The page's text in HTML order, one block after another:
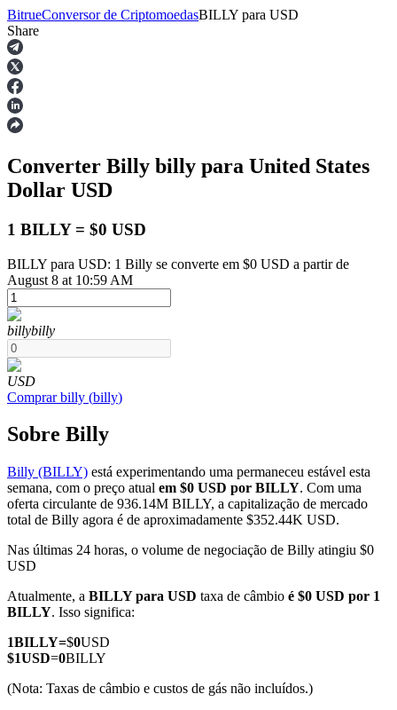
Futuros
Futuros de USDT
Futuros COIN-M
Futuros de criptomoeda
Derivativos de ações, câmbio, metais preciosos e commodities
BitrueConversor de CriptomoedasBILLY para USD
Share
Converter Billy billy para United States
Dollar USD
1 BILLY = $0 USD
BILLY para USD: 1 Billy se converte em $0 USD a partir de
August 8 at 10:59 AM
billybilly
USD
Comprar billy (billy)
Sobre Billy
Billy (BILLY) está experimentando uma permaneceu estável esta
semana, com o preço atual em $0 USD por BILLY. Com uma
oferta circulante de 936.14M BILLY, a capitalização de mercado
total de Billy agora é de aproximadamente $352.44K USD.
Nas últimas 24 horas, o volume de negociação de Billy atingiu $0
USD
Atualmente, a BILLY para USD taxa de câmbio é $0 USD por 1
BILLY. Isso significa:
1BILLY=$0USD
$1USD=0BILLY
(Nota: Taxas de câmbio e custos de gás não incluídos.)